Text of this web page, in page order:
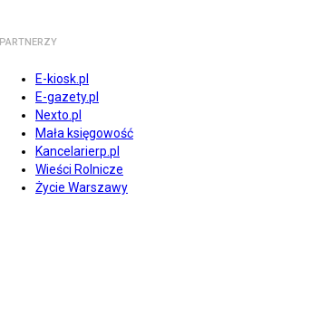
PARTNERZY
E-kiosk.pl
E-gazety.pl
Nexto.pl
Mała księgowość
Kancelarierp.pl
Wieści Rolnicze
Życie Warszawy